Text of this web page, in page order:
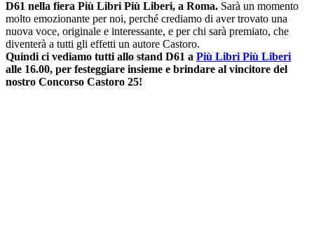
D61 nella fiera Più Libri Più Liberi, a Roma. Sarà un momento
molto emozionante per noi, perché crediamo di aver trovato una
nuova voce, originale e interessante, e per chi sarà premiato, che
diventerà a tutti gli effetti un autore Castoro.
Quindi ci vediamo tutti allo stand D61 a Più Libri Più Liberi
alle 16.00, per festeggiare insieme e brindare al vincitore del
nostro Concorso Castoro 25!